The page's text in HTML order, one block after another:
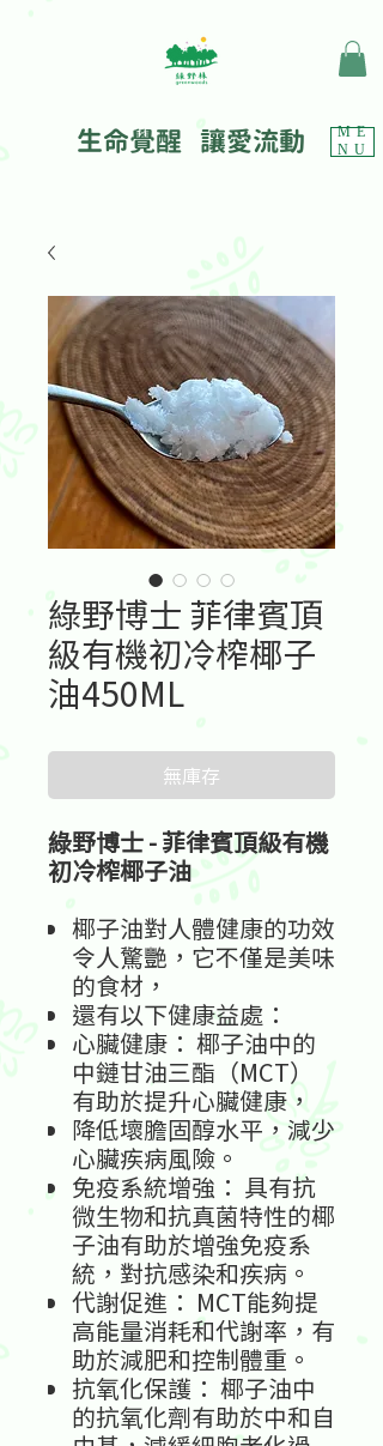
ME
NU
生命覺醒 讓愛流動
綠野博士 菲律賓頂
級有機初冷榨椰子
油450ML
無庫存
綠野博士 - 菲律賓頂級有機
初冷榨椰子油
椰子油對人體健康的功效
令人驚艷，它不僅是美味
的食材，
還有以下健康益處：
心臟健康： 椰子油中的
中鏈甘油三酯（MCT）
有助於提升心臟健康，
降低壞膽固醇水平，減少
心臟疾病風險。
免疫系統增強： 具有抗
微生物和抗真菌特性的椰
子油有助於增強免疫系
統，對抗感染和疾病。
代謝促進： MCT能夠提
高能量消耗和代謝率，有
助於減肥和控制體重。
抗氧化保護： 椰子油中
的抗氧化劑有助於中和自